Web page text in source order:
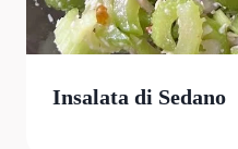
Insalata di Sedano